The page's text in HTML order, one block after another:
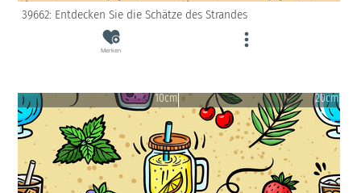
39662: Entdecken Sie die Schätze des Strandes
Merken
10cm 20cm